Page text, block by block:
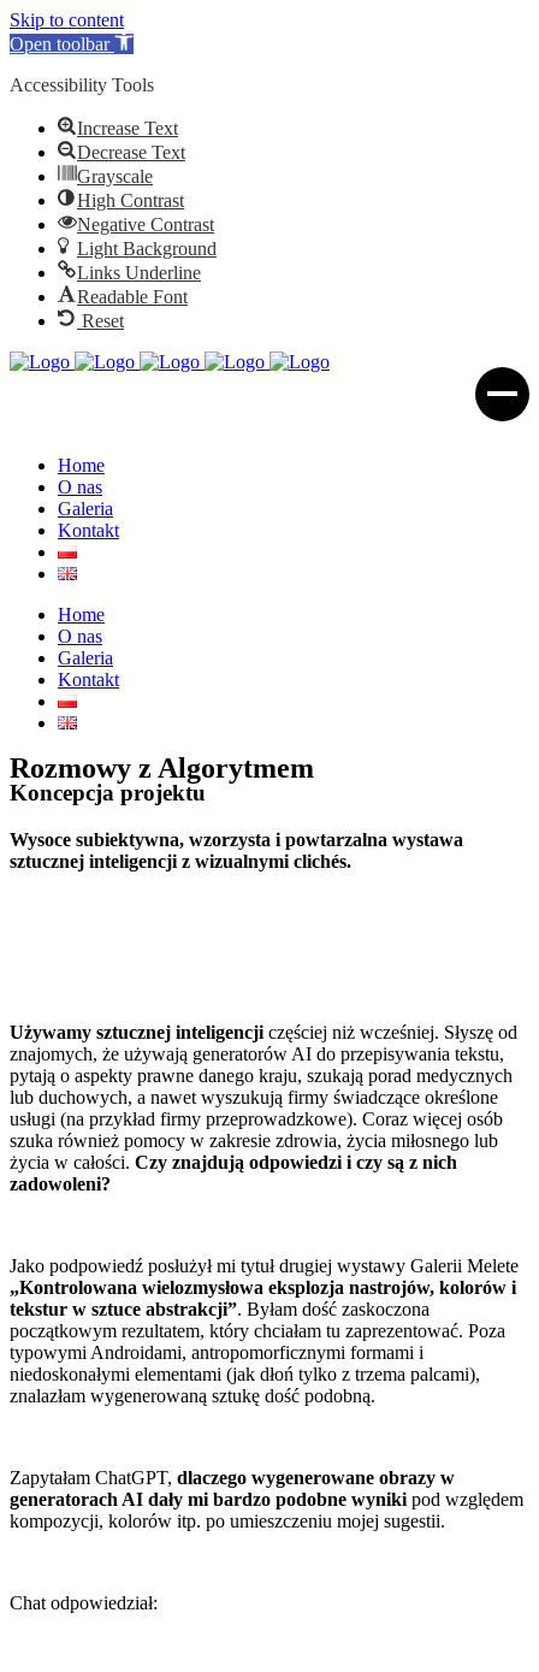
Skip to content
Open toolbar
Accessibility Tools
Increase Text
Decrease Text
Grayscale
High Contrast
Negative Contrast
Light Background
Links Underline
Readable Font
Reset
Home
O nas
Galeria
Kontakt
Home
O nas
Galeria
Kontakt
Rozmowy z Algorytmem
Koncepcja projektu
Wysoce subiektywna, wzorzysta i powtarzalna wystawa
sztucznej inteligencji z wizualnymi clichés.
Używamy sztucznej inteligencji częściej niż wcześniej. Słyszę od
znajomych, że używają generatorów AI do przepisywania tekstu,
pytają o aspekty prawne danego kraju, szukają porad medycznych
lub duchowych, a nawet wyszukują firmy świadczące określone
usługi (na przykład firmy przeprowadzkowe). Coraz więcej osób
szuka również pomocy w zakresie zdrowia, życia miłosnego lub
życia w całości. Czy znajdują odpowiedzi i czy są z nich
zadowoleni?
Jako podpowiedź posłużył mi tytuł drugiej wystawy Galerii Melete
„Kontrolowana wielozmysłowa eksplozja nastrojów, kolorów i
tekstur w sztuce abstrakcji”. Byłam dość zaskoczona
początkowym rezultatem, który chciałam tu zaprezentować. Poza
typowymi Androidami, antropomorficznymi formami i
niedoskonałymi elementami (jak dłoń tylko z trzema palcami),
znalazłam wygenerowaną sztukę dość podobną.
Zapytałam ChatGPT, dlaczego wygenerowane obrazy w
generatorach AI dały mi bardzo podobne wyniki pod względem
kompozycji, kolorów itp. po umieszczeniu mojej sugestii.
Chat odpowiedział: